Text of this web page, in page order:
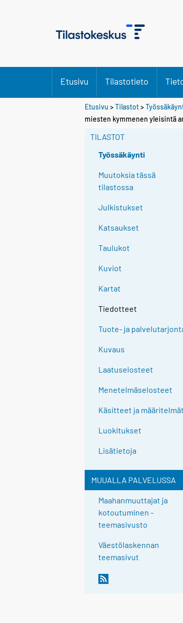
Etusivu Tilastotieto
Etusivu >Tilastot>
miesten kymmenen yleisintä
TILASTOT
Työssäkäynti
Muutoksia tässä
tilastossa
Julkistukset
Katsaukset
Taulukot
Kuviot
Kartat
Tiedotteet
Tuote- ja
Kuvaus
Laatuselosteet
Menetelmäselosteet
Käsitteet ja määritelmät
Luokitukset
Lisätietoja
MUUALLA PALVELUSSA
Maahanmuuttajat ja
kotoutuminen -
teemasivusto
Väestölaskennan
teemasivut